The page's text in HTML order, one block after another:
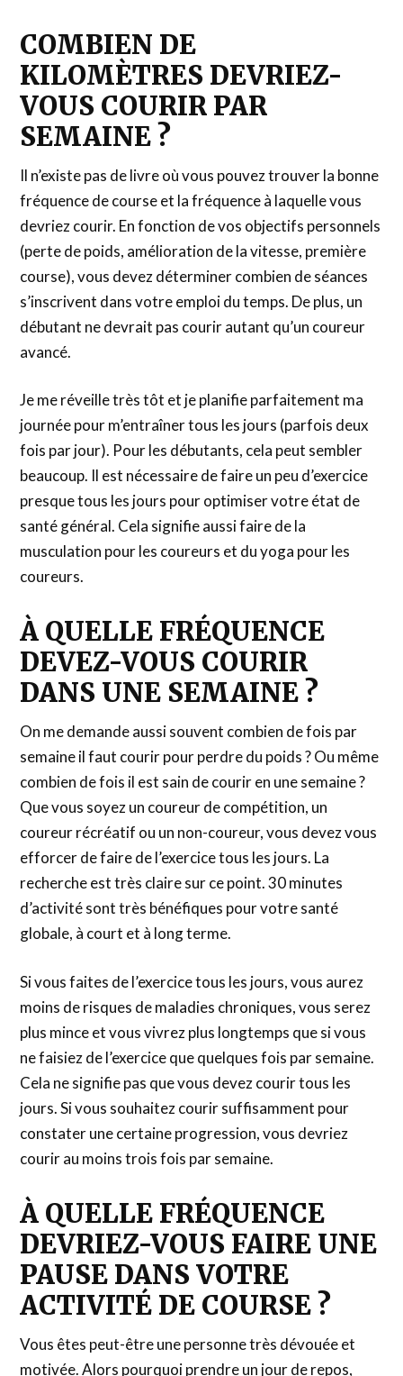
COMBIEN DE
KILOMÈTRES DEVRIEZ-
VOUS COURIR PAR
SEMAINE ?
Il n’existe pas de livre où vous pouvez trouver la bonne
fréquence de course et la fréquence à laquelle vous
devriez courir. En fonction de vos objectifs personnels
(perte de poids, amélioration de la vitesse, première
course), vous devez déterminer combien de séances
s’inscrivent dans votre emploi du temps. De plus, un
débutant ne devrait pas courir autant qu’un coureur
avancé.
Je me réveille très tôt et je planifie parfaitement ma
journée pour m’entraîner tous les jours (parfois deux
fois par jour). Pour les débutants, cela peut sembler
beaucoup. Il est nécessaire de faire un peu d’exercice
presque tous les jours pour optimiser votre état de
santé général. Cela signifie aussi faire de la
musculation pour les coureurs et du yoga pour les
coureurs.
À QUELLE FRÉQUENCE
DEVEZ-VOUS COURIR
DANS UNE SEMAINE ?
On me demande aussi souvent combien de fois par
semaine il faut courir pour perdre du poids ? Ou même
combien de fois il est sain de courir en une semaine ?
Que vous soyez un coureur de compétition, un
coureur récréatif ou un non-coureur, vous devez vous
efforcer de faire de l’exercice tous les jours. La
recherche est très claire sur ce point. 30 minutes
d’activité sont très bénéfiques pour votre santé
globale, à court et à long terme.
Si vous faites de l’exercice tous les jours, vous aurez
moins de risques de maladies chroniques, vous serez
plus mince et vous vivrez plus longtemps que si vous
ne faisiez de l’exercice que quelques fois par semaine.
Cela ne signifie pas que vous devez courir tous les
jours. Si vous souhaitez courir suffisamment pour
constater une certaine progression, vous devriez
courir au moins trois fois par semaine.
À QUELLE FRÉQUENCE
DEVRIEZ-VOUS FAIRE UNE
PAUSE DANS VOTRE
ACTIVITÉ DE COURSE ?
Vous êtes peut-être une personne très dévouée et
motivée. Alors pourquoi prendre un jour de repos,